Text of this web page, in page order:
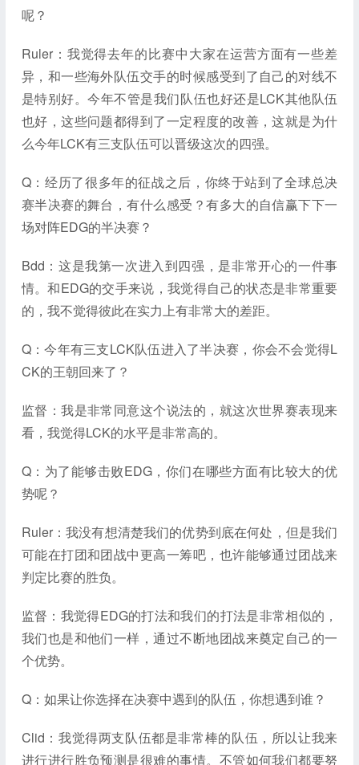
呢？
Ruler：我觉得去年的比赛中大家在运营方面有一些差
异，和一些海外队伍交手的时候感受到了自己的对线不
是特别好。今年不管是我们队伍也好还是LCK其他队伍
也好，这些问题都得到了一定程度的改善，这就是为什
么今年LCK有三支队伍可以晋级这次的四强。
Q：经历了很多年的征战之后，你终于站到了全球总决
赛半决赛的舞台，有什么感受？有多大的自信赢下下一
场对阵EDG的半决赛？
Bdd：这是我第一次进入到四强，是非常开心的一件事
情。和EDG的交手来说，我觉得自己的状态是非常重要
的，我不觉得彼此在实力上有非常大的差距。
Q：今年有三支LCK队伍进入了半决赛，你会不会觉得L
CK的王朝回来了？
监督：我是非常同意这个说法的，就这次世界赛表现来
看，我觉得LCK的水平是非常高的。
Q：为了能够击败EDG，你们在哪些方面有比较大的优
势呢？
Ruler：我没有想清楚我们的优势到底在何处，但是我们
可能在打团和团战中更高一筹吧，也许能够通过团战来
判定比赛的胜负。
监督：我觉得EDG的打法和我们的打法是非常相似的，
我们也是和他们一样，通过不断地团战来奠定自己的一
个优势。
Q：如果让你选择在决赛中遇到的队伍，你想遇到谁？
Clid：我觉得两支队伍都是非常棒的队伍，所以让我来
进行进行胜负预测是很难的事情。不管如何我们都要努